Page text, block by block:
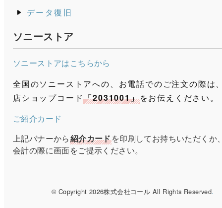
データ復旧
ソニーストア
ソニーストアはこちらから
全国のソニーストアへの、お電話でのご注文の際は
店ショップコード「2031001」をお伝えください。
ご紹介カード
上記バナーから紹介カードを印刷してお持ちいただくか
会計の際に画面をご提示ください。
© Copyright 2026株式会社コール All Rights Reserved.